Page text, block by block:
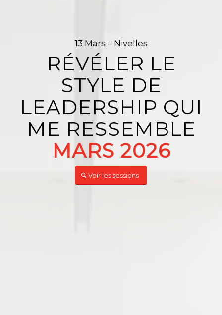
13 Mars – Nivelles
RÉVÉLER LE
STYLE DE
LEADERSHIP QUI
ME RESSEMBLE
MARS 2026
Voir les sessions